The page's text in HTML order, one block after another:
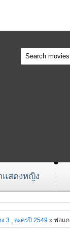
แสดงหญิง
ง 3 , ละครปี 2549 » พ่อแ